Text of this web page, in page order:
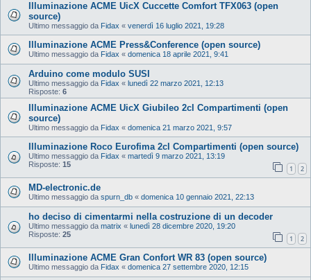
Illuminazione ACME UicX Cuccette Comfort TFX063 (open
source)
Ultimo messaggio da Fidax « venerdì 16 luglio 2021, 19:28
Illuminazione ACME Press&Conference (open source)
Ultimo messaggio da Fidax « domenica 18 aprile 2021, 9:41
Arduino come modulo SUSI
Ultimo messaggio da Fidax « lunedì 22 marzo 2021, 12:13
Risposte: 6
Illuminazione ACME UicX Giubileo 2cl Compartimenti (open
source)
Ultimo messaggio da Fidax « domenica 21 marzo 2021, 9:57
Illuminazione Roco Eurofima 2cl Compartimenti (open source)
Ultimo messaggio da Fidax « martedì 9 marzo 2021, 13:19
Risposte: 15 1 2
MD-electronic.de
Ultimo messaggio da spurn_db « domenica 10 gennaio 2021, 22:13
ho deciso di cimentarmi nella costruzione di un decoder
Ultimo messaggio da matrix « lunedì 28 dicembre 2020, 19:20
Risposte: 25 1 2
Illuminazione ACME Gran Confort WR 83 (open source)
Ultimo messaggio da Fidax « domenica 27 settembre 2020, 12:15